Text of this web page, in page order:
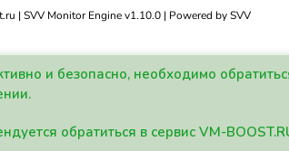
| SVV Monitor Engine v1.10.0 | Powered by SVV
и безопасно, необходимо
обратиться в сервис VM-